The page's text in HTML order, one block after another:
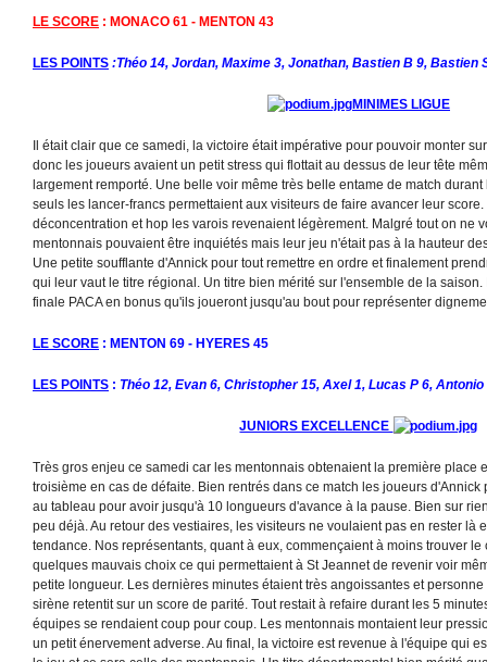
LE SCORE : MONACO 61 - MENTON 43
LES POINTS :Théo 14, Jordan, Maxime 3, Jonathan, Bastien B 9, Bastien
MINIMES LIGUE
Il était clair que ce samedi, la victoire était impérative pour pouvoir monter
donc les joueurs avaient un petit stress qui flottait au dessus de leur tête
largement remporté. Une belle voir même très belle entame de match
seuls les lancer-francs permettaient aux visiteurs de faire avancer leur
déconcentration et hop les varois revenaient légèrement. Malgré tout on ne
mentonnais pouvaient être inquiétés mais leur jeu n'était pas à la hauteur
Une petite soufflante d'Annick pour tout remettre en ordre et finalement
qui leur vaut le titre régional. Un titre bien mérité sur l'ensemble de la
finale PACA en bonus qu'ils joueront jusqu'au bout pour représenter
LE SCORE : MENTON 69 - HYERES 45
LES POINTS : Théo 12, Evan 6, Christopher 15, Axel 1, Lucas P 6,
JUNIORS EXCELLENCE
Très gros enjeu ce samedi car les mentonnais obtenaient la première place
troisième en cas de défaite. Bien rentrés dans ce match les joueurs
au tableau pour avoir jusqu'à 10 longueurs d'avance à la pause. Bien sur
peu déjà. Au retour des vestiaires, les visiteurs ne voulaient pas en rester là
tendance. Nos représentants, quant à eux, commençaient à moins trouver
quelques mauvais choix ce qui permettaient à St Jeannet de revenir voir
petite longueur. Les dernières minutes étaient très angoissantes et
sirène retentit sur un score de parité. Tout restait à refaire durant les 5
équipes se rendaient coup pour coup. Les mentonnais montaient leur
un petit énervement adverse. Au final, la victoire est revenue à l'équipe qui